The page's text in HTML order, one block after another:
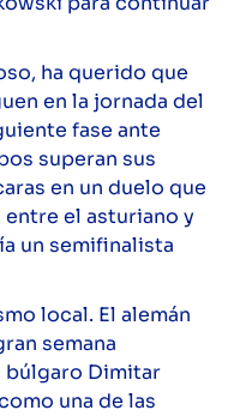
ha querido que
en la jornada del
fase ante
superan sus
en un duelo que
el asturiano y
un semifinalista
local. El alemán
semana
búlgaro Dimitar
una de las